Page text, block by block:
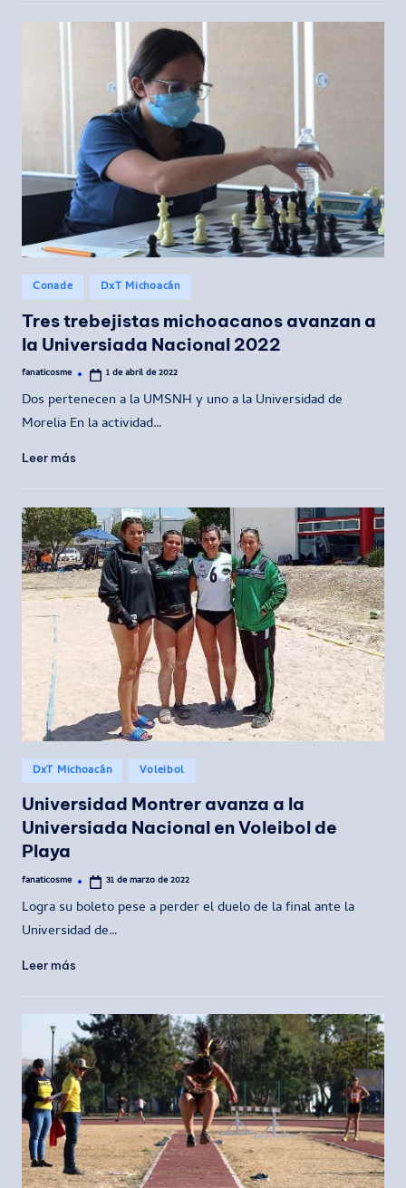
Publicado
en
Conade DxT Michoacán
Tres trebejistas michoacanos avanzan a
la Universiada Nacional 2022
Publicado
fanaticosme 1 de abril de 2022
Dos pertenecen a la UMSNH y uno a la Universidad de
Morelia En la actividad…
Leer más
Publicado
en
DxT Michoacán Voleibol
Universidad Montrer avanza a la
Universiada Nacional en Voleibol de
Playa
Publicado
fanaticosme 31 de marzo de 2022
Logra su boleto pese a perder el duelo de la final ante la
Universidad de…
Leer más